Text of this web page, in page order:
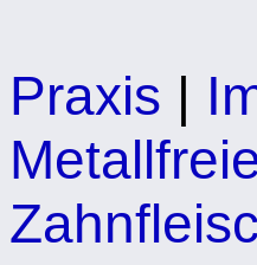
Praxis |